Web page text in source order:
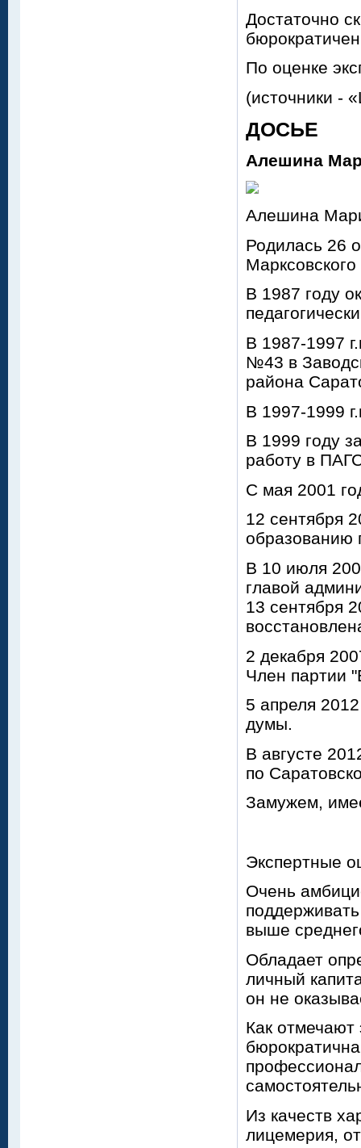
Достаточно
По оценке
(источники -
ДОСЬЕ
Алешина
Алешина
Родилась 26
В 1987 году
В 1987-1997
№43 в
района
В 1997-1999
В 1999 году
работу в
С мая 2001
12 сентября
образованию
В 10 июля
главой
13 сентября
2 декабря
Член партии
5 апреля
думы.
В августе
по
Замужем,
Экспертные
Очень
выше
Обладает
личный
он не
Как отмечают
Из качеств
лицемерия,